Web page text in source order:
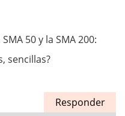
50 y la SMA 200:
sencillas?
Responder